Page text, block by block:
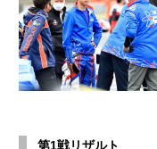
第1戦リザルト